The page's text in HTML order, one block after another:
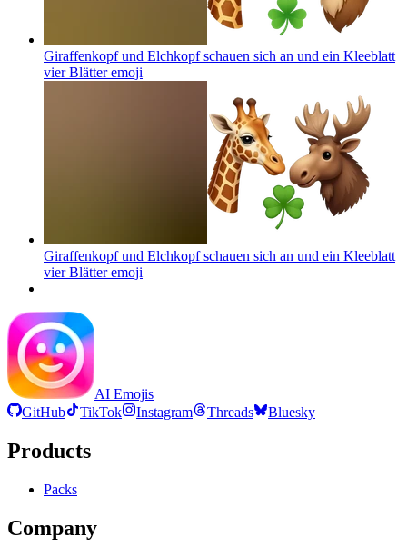
Giraffenkopf und Elchkopf schauen sich an und ein Kleeblatt
vier Blätteremoji
Giraffenkopf und Elchkopf schauen sich an und ein Kleeblatt
vier Blätteremoji
AI Emojis
GitHub
TikTok Instagram Threads Bluesky
Products
Packs
Company